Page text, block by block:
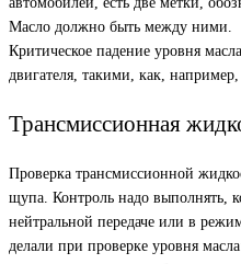
Масло должно быть между ними.
Критическое падение уровня
двигателя, такими, как,
Трансмиссионная
Проверка трансмиссионной
щупа. Контроль надо выполнять,
нейтральной передаче или в
делали при проверке уровня